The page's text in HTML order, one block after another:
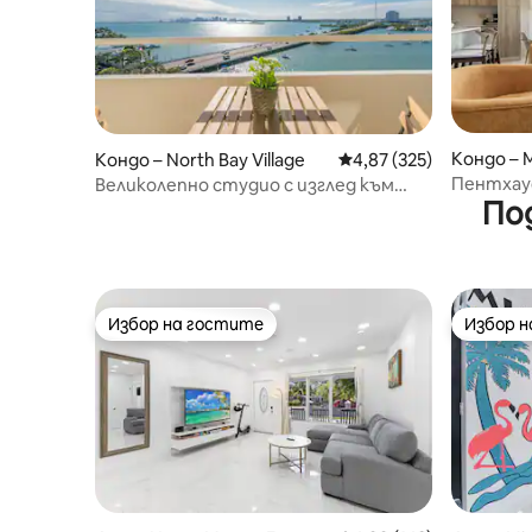
Кондо – North Bay Village Средна оценка: 4,87
4,87 (325)
Великолепно студио с изглед към
Кондо –
Дизайн
Избор на гостите
Избор на гостите Избор
Избор